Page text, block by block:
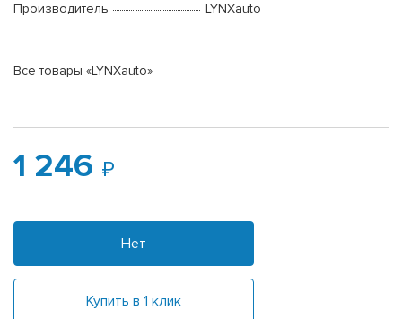
Производитель
LYNXauto
Все товары «LYNXauto»
1 246
Нет
Купить в 1 клик